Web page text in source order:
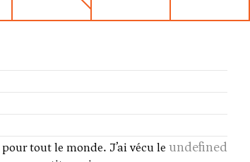
tout le monde. J’ai vécu le undefined